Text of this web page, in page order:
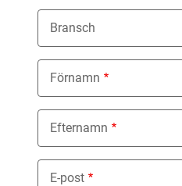
Bransch
Nothing selected
Förnamn
Efternamn
E-post